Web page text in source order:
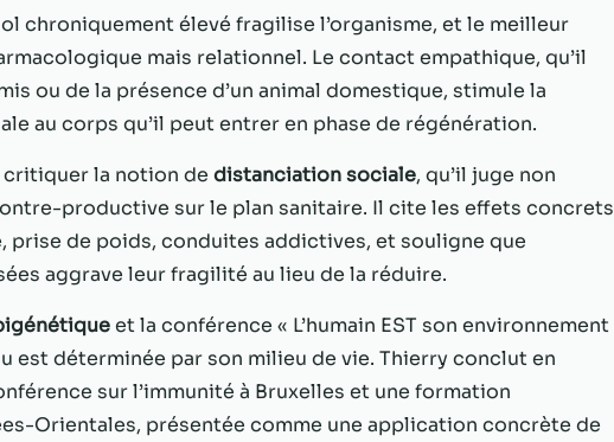
chroniquement élevé fragilise l’organisme, et le meilleur
mais relationnel. Le contact empathique, qu’il
ou de la présence d’un animal domestique, stimule la
au corps qu’il peut entrer en phase de régénération.
la notion de distanciation sociale, qu’il juge non
productive sur le plan sanitaire. Il cite les effets concrets
prise de poids, conduites addictives, et souligne que
aggrave leur fragilité au lieu de la réduire.
et la conférence « L’humain EST son environnement
est déterminée par son milieu de vie. Thierry conclut en
sur l’immunité à Bruxelles et une formation
Orientales, présentée comme une application concrète de
utilisé.
Experience
Afin que notre
fonctionne
aussi bien que
possible lors
de votre visite.
Si vous refusez
certaines
disparaîtront
du site Web.